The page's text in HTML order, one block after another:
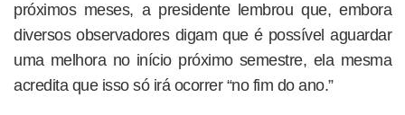
próximos meses, a presidente lembrou que, embora
diversos observadores digam que é possível aguardar
uma melhora no início próximo semestre, ela mesma
acredita que isso só irá ocorrer “no fim do ano.”